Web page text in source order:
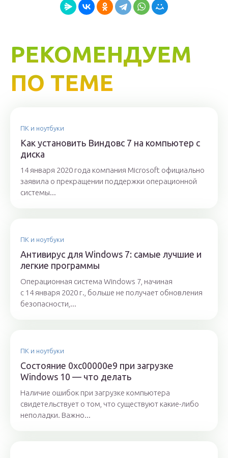
РЕКОМЕНДУЕМ
ПО ТЕМЕ
ПК и ноутбуки
Как установить Виндовс 7 на компьютер с
диска
14 января 2020 года компания Microsoft официально
заявила о прекращении поддержки операционной
системы...
ПК и ноутбуки
Антивирус для Windows 7: самые лучшие и
легкие программы
Операционная система Windows 7, начиная
с 14 января 2020 г., больше не получает обновления
безопасности,...
ПК и ноутбуки
Состояние 0xc00000e9 при загрузке
Windows 10 — что делать
Наличие ошибок при загрузке компьютера
свидетельствует о том, что существуют какие-либо
неполадки. Важно...